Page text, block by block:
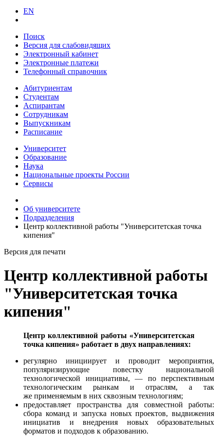
EN
Поиск
Версия для слабовидящих
Электронный кабинет
Электронные платежи
Телефонный справочник
Абитуриентам
Студентам
Аспирантам
Сотрудникам
Выпускникам
Расписание
Университет
Образование
Наука
Национальные проекты России
Сервисы
Об университете
Подразделения
Центр коллективной работы "Университетская точка
кипения"
Версия для печати
Центр коллективной работы
"Университетская точка
кипения"
Центр коллективной работы «Университетская
точка кипения» работает в двух направлениях:
регулярно инициирует и проводит мероприятия,
популяризирующие повестку национальной
технологической инициативы, — по перспективным
технологическим рынкам и отраслям, а так
же применяемым в них сквозным технологиям;
предоставляет пространства для совместной работы:
сбора команд и запуска новых проектов, выдвижения
инициатив и внедрения новых образовательных
форматов и подходов к образованию.